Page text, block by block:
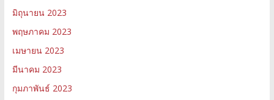
มิถุนายน 2023
พฤษภาคม 2023
เมษายน 2023
มีนาคม 2023
กุมภาพันธ์ 2023